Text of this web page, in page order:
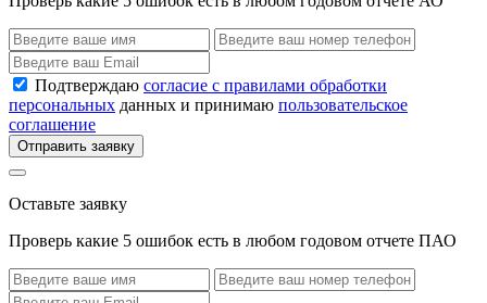
Подтверждаю согласие с правилами обработки
персональных данных и принимаю пользовательское
соглашение
Отправить заявку
Оставьте заявку
Проверь какие 5 ошибок есть в любом годовом отчете ПАО